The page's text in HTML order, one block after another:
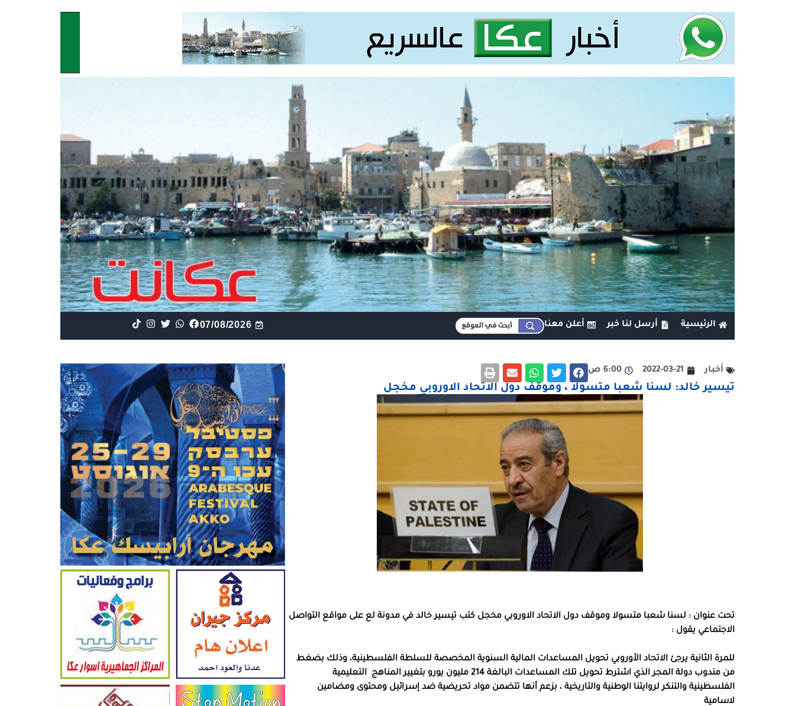
الرئيسية أرسل لنا خبر أعلن معنا 07/08/2026
أخبار 2022-03-21 6:00 ص
تيسير خالد: لسنا شعبا متسولا ، وموقف دول الاتحاد الاوروبي مخجل
تحت عنوان : لسنا شعبا متسولا وموقف دول الاتحاد الاوروبي مخجل كتب تيسير خالد في مدونة لع على مواقع التواصل
الاجتماعي يقول :
للمرة الثانية يرجئ الاتحاد الأوروبي تحويل المساعدات المالية السنوية المخصصة للسلطة الفلسطينية، وذلك بضغط
من مندوب دولة المجر الذي اشترط تحويل تلك المساعدات البالغة 214 مليون يورو بتغيير المناهج التعليمية
الفلسطينية والتنكر لروايتنا الوطنية والتاريخية ، بزعم أنها تتضمن مواد تحريضية ضد إسرائيل ومحتوى ومضامين
لاسامية